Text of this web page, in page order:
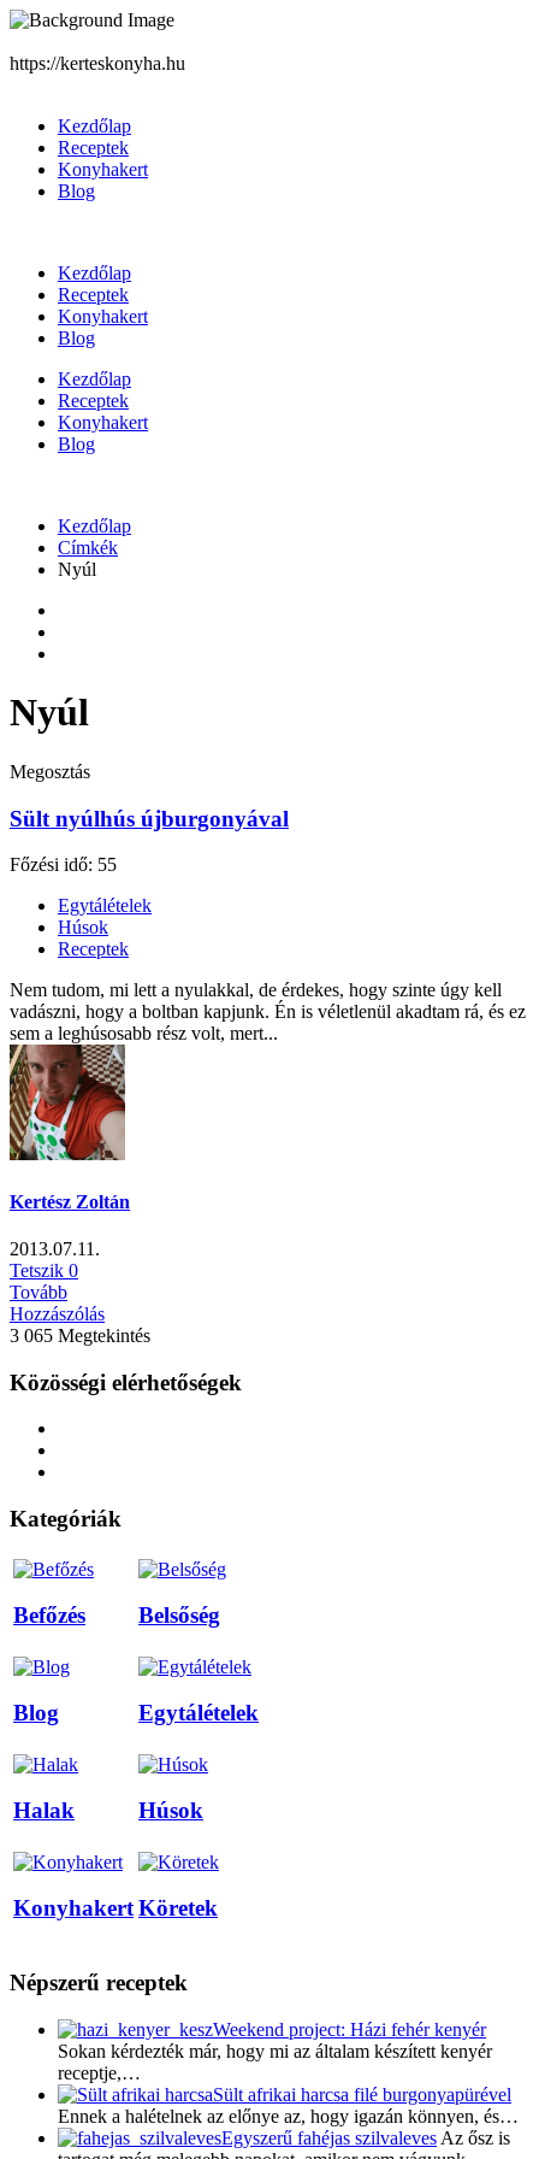
https://kerteskonyha.hu
Kezdőlap
Receptek
Konyhakert
Blog
Kezdőlap
Receptek
Konyhakert
Blog
Kezdőlap
Receptek
Konyhakert
Blog
Kezdőlap
Címkék
Nyúl
Nyúl
Megosztás
Sült nyúlhús újburgonyával
Főzési idő: 55
Egytálételek
Húsok
Receptek
Nem tudom, mi lett a nyulakkal, de érdekes, hogy szinte úgy kell
vadászni, hogy a boltban kapjunk. Én is véletlenül akadtam rá, és ez
sem a leghúsosabb rész volt, mert...
Kertész Zoltán
2013.07.11.
Tetszik 0
Tovább
Hozzászólás
3 065 Megtekintés
Közösségi elérhetőségek
Kategóriák
Befőzés Belsőség
Blog Egytálételek
Halak Húsok
KonyhakertKöretek
Népszerű receptek
Weekend project: Házi fehér kenyér
Sokan kérdezték már, hogy mi az általam készített kenyér
receptje,…
Sült afrikai harcsa filé burgonyapürével
Ennek a halételnek az előnye az, hogy igazán könnyen, és…
Egyszerű fahéjas szilvaleves Az ősz is